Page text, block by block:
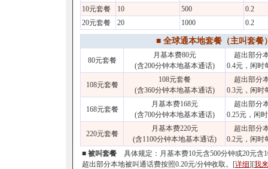
10元套餐
10 500
0.2
20元套餐
20 1000 0.2
■ 全球通本地套餐（主叫套餐
80元套餐
月基本费80元
(含200分钟本地基本通话)
超出部分
0.4元，闲时
108元套餐
108元套餐
(含360分钟本地基本通话)
超出部分
0.3元，闲时
168元套餐
月基本费168元
(含700分钟本地基本通话)
超出部分
0.25元，闲
220元套餐
月基本费220元
(含1100分钟本地基本通话)
超出部分
0.2元，闲时
■ 被叫套餐 具体规定：月基本费10元含500分钟或20元含
超出部分本地被叫通话费按照0.20元/分钟收取。[详细][我